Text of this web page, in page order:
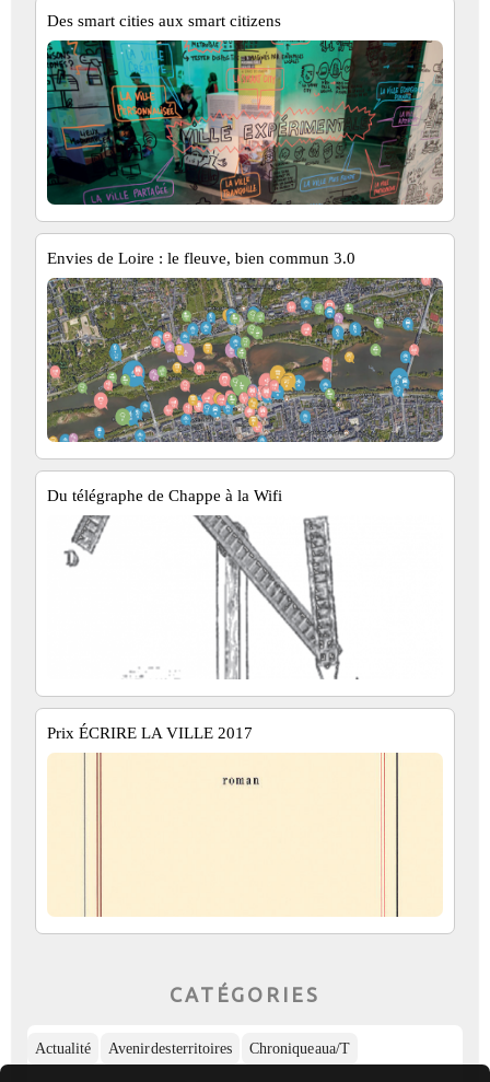
Des smart cities aux smart citizens
Envies de Loire : le fleuve, bien commun 3.0
Du télégraphe de Chappe à la Wifi
Prix ÉCRIRE LA VILLE 2017
CATÉGORIES
Actualité Avenir des territoires Chronique aua/T